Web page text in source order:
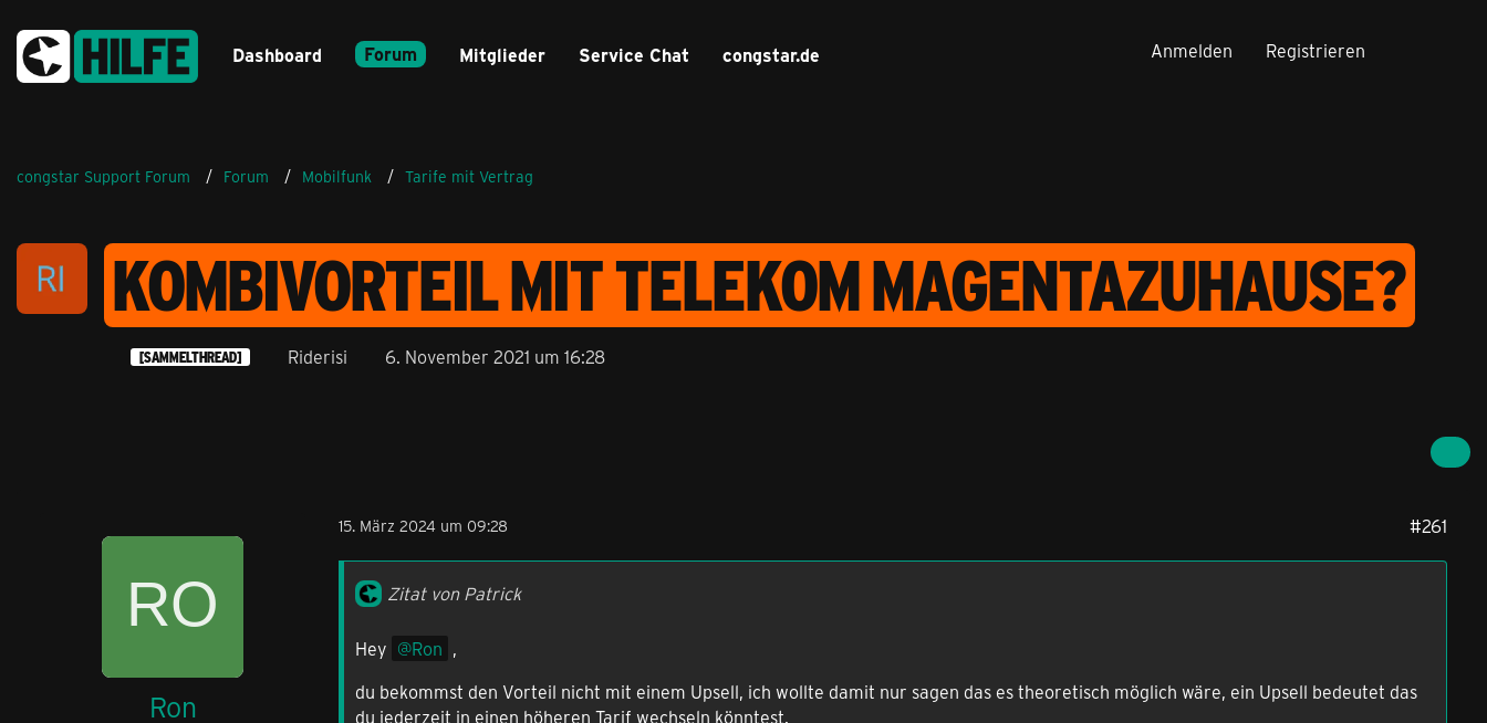
Dashboard Forum Mitglieder Service Chat congstar.de Anmelden Registrieren
congstar Support Forum Forum Mobilfunk Tarife mit Vertrag
KOMBIVORTEIL MIT TELEKOM MAGENTAZUHAUSE?
[SAMMELTHREAD] Riderisi 6. November 2021 um 16:28
Ron
15. März 2024 um 09:28 #261
Zitat von Patrick
Hey Ron ,
du bekommst den Vorteil nicht mit einem Upsell, ich wollte damit nur sagen das es theoretisch möglich wäre, ein Upsell bedeutet das
du jederzeit in einen höheren Tarif wechseln könntest.